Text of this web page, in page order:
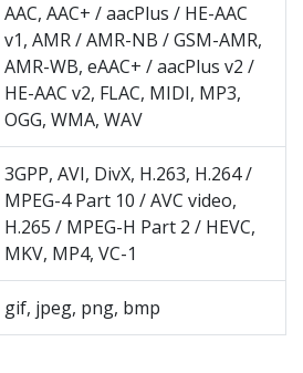
AAC, AAC+ / aacPlus / HE-AAC
v1, AMR / AMR-NB / GSM-AMR,
AMR-WB, eAAC+ / aacPlus v2 /
HE-AAC v2, FLAC, MIDI, MP3,
OGG, WMA, WAV
3GPP, AVI, DivX, H.263, H.264 /
MPEG-4 Part 10 / AVC video,
H.265 / MPEG-H Part 2 / HEVC,
MKV, MP4, VC-1
gif, jpeg, png, bmp